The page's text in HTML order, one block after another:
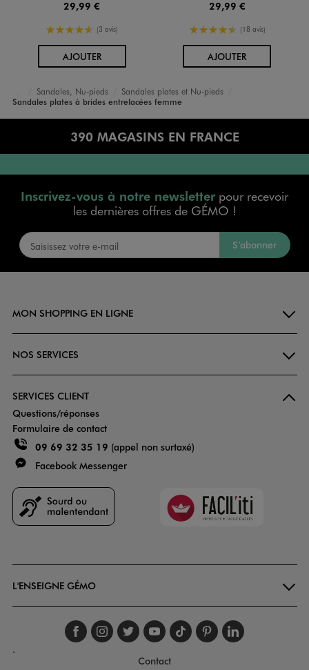
29,99 €
4.5/5 de moyenne
(3 avis)
AJOUTERAU PANIER
29,99 €
4.5/5 de moyenne
(18 avis)
AJOUTERAU PANIER
Accueil
Femme
Chaussures
Sandales, Nu-pieds
Sandales plates et Nu-pieds
Sandales plates à brides entrelacées femme
390 MAGASINS EN FRANCE
Inscrivez-vous à notre newsletterpour recevoir
les dernières offres de GÉMO !
S’abonner
MON SHOPPING EN LIGNE
NOS SERVICES
SERVICES CLIENT
Questions/réponses
Formulaire de contact
09 69 32 35 19 (appel non surtaxé)
Facebook Messenger
Faciliti
L'ENSEIGNE GÉMO
Suivez-nous sur
Suivez-nous sur
Suivez-nous sur
Suivez-nous
Suivez-nous
Suivez-
.
Contact